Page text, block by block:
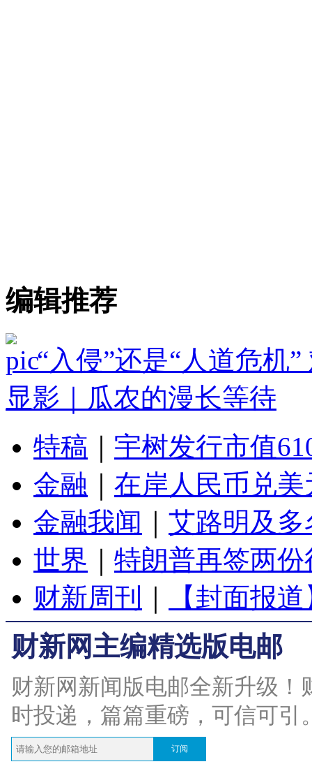
编辑推荐
“入侵”还是“人道危机
显影｜瓜农的漫长等待
特稿
宇树发行市值
金融
在岸人民币兑
金融我闻
艾路明及
世界
特朗普再签两
财新周刊
【封面报
财新网主编精选版电邮
财新网新闻版电邮全新升级
时投递，篇篇重磅，可信可引
订阅